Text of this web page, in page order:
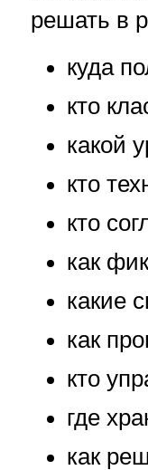
решать в
куда
кто
какой
кто
кто
как
какие
как
кто
где
как